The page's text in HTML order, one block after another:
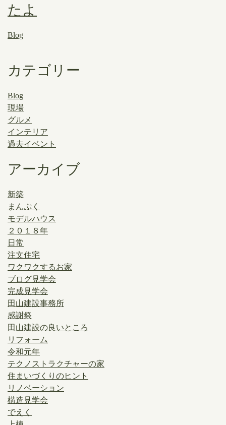
たよ
Blog
カテゴリー
Blog
現場
グルメ
インテリア
過去イベント
アーカイブ
新築
まんぷく
モデルハウス
２０１８年
日常
注文住宅
ワクワクするお家
ブログ見学会
完成見学会
田山建設事務所
感謝祭
田山建設の良いところ
リフォーム
令和元年
テクノストラクチャーの家
住まいづくりのヒント
リノベーション
構造見学会
でえく